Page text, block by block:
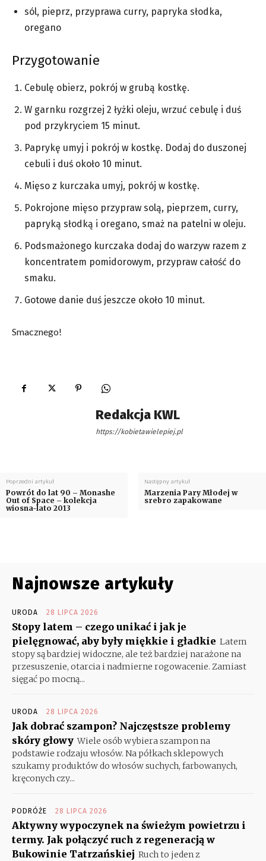
sól, pieprz, przyprawa curry, papryka słodka,
oregano
Przygotowanie
Cebulę obierz, pokrój w grubą kostkę.
W garnku rozgrzej 2 łyżki oleju, wrzuć cebulę i duś
pod przykryciem 15 minut.
Paprykę umyj i pokrój w kostkę. Dodaj do duszonej
cebuli i duś około 10 minut.
Mięso z kurczaka umyj, pokrój w kostkę.
Pokrojone mięso przypraw solą, pieprzem, curry,
papryką słodką i oregano, smaż na patelni w oleju.
Podsmażonego kurczaka dodaj do warzyw razem z
koncentratem pomidorowym, przypraw całość do
smaku.
Gotowe danie duś jeszcze około 10 minut.
Smacznego!
Redakcja KWL
https://kobietawielepiej.pl
Poprzedni artykuł
Powrót do lat 90 – Monashe
Out of Space – kolekcja
wiosna-lato 2013
Następny artykuł
Marzenia Pary Młodej w
srebro zapakowane
Najnowsze artykuły
URODA 28 LIPCA 2026
Stopy latem – czego unikać i jak je
pielęgnować, aby były miękkie i gładkie Latem
stopy są bardziej widoczne, ale też bardziej narażone na
przesuszenie, otarcia i nadmierne rogowacenie. Zamiast
sięgać po mocną...
URODA 28 LIPCA 2026
Jak dobrać szampon? Najczęstsze problemy
skóry głowy Wiele osób wybiera szampon na
podstawie rodzaju włosów. Na półkach sklepowych
szukamy produktów do włosów suchych, farbowanych,
kręconych czy...
PODRÓŻE 28 LIPCA 2026
Aktywny wypoczynek na świeżym powietrzu i
termy. Jak połączyć ruch z regeneracją w
Bukowinie Tatrzańskiej Ruch to jeden z